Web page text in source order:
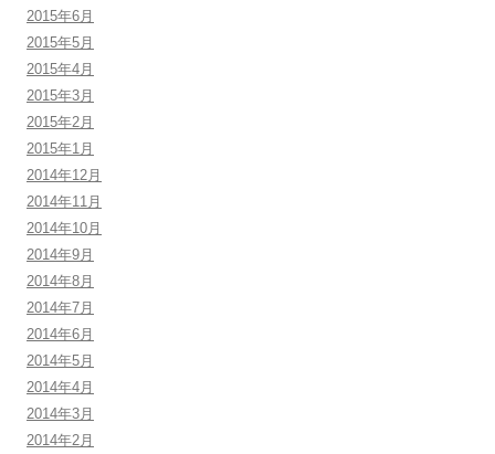
2015年6月
2015年5月
2015年4月
2015年3月
2015年2月
2015年1月
2014年12月
2014年11月
2014年10月
2014年9月
2014年8月
2014年7月
2014年6月
2014年5月
2014年4月
2014年3月
2014年2月